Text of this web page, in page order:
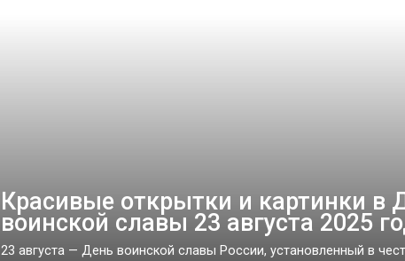
Красивые открытки и картинки в
воинской славы 23 августа 2025
23 августа — День воинской славы России, установленный в